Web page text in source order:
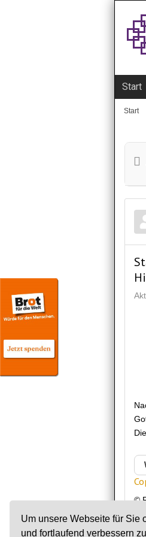
Um unsere Webseite für Sie
und fortlaufend verbessern
Start
Start
©